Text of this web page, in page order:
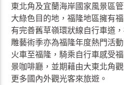
東北角及宜蘭海岸國家風景區
大綠色目的地，福隆地區擁有
有完善舊草嶺環狀線自行車道
雕藝術季亦為福隆年度熱門活
火車至福隆，騎乘自行車感受
景咖啡廳，並期藉由大東北角
更多國內外觀光客來旅遊。